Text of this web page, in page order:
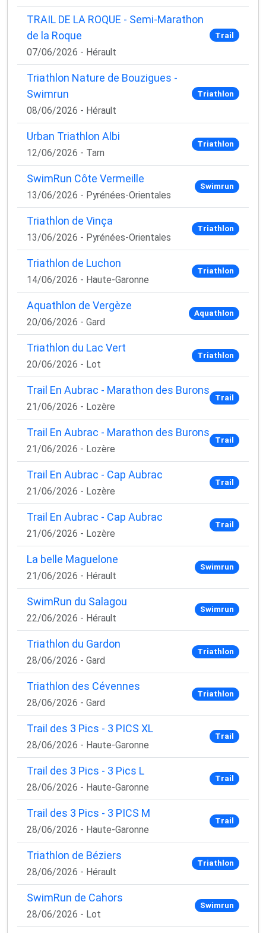
TRAIL DE LA ROQUE - Semi-Marathon
de la Roque
07/06/2026 - Hérault
Trail
Triathlon Nature de Bouzigues -
Swimrun
08/06/2026 - Hérault
Triathlon
Urban Triathlon Albi
12/06/2026 - Tarn
Triathlon
SwimRun Côte Vermeille
13/06/2026 - Pyrénées-Orientales
Swimrun
Triathlon de Vinça
13/06/2026 - Pyrénées-Orientales
Triathlon
Triathlon de Luchon
14/06/2026 - Haute-Garonne
Triathlon
Aquathlon de Vergèze
20/06/2026 - Gard
Aquathlon
Triathlon du Lac Vert
20/06/2026 - Lot
Triathlon
Trail En Aubrac - Marathon des Burons
21/06/2026 - Lozère
Trail
Trail En Aubrac - Marathon des Burons
21/06/2026 - Lozère
Trail
Trail En Aubrac - Cap Aubrac
21/06/2026 - Lozère
Trail
Trail En Aubrac - Cap Aubrac
21/06/2026 - Lozère
Trail
La belle Maguelone
21/06/2026 - Hérault
Swimrun
SwimRun du Salagou
22/06/2026 - Hérault
Swimrun
Triathlon du Gardon
28/06/2026 - Gard
Triathlon
Triathlon des Cévennes
28/06/2026 - Gard
Triathlon
Trail des 3 Pics - 3 PICS XL
28/06/2026 - Haute-Garonne
Trail
Trail des 3 Pics - 3 Pics L
28/06/2026 - Haute-Garonne
Trail
Trail des 3 Pics - 3 PICS M
28/06/2026 - Haute-Garonne
Trail
Triathlon de Béziers
28/06/2026 - Hérault
Triathlon
SwimRun de Cahors
28/06/2026 - Lot
Swimrun